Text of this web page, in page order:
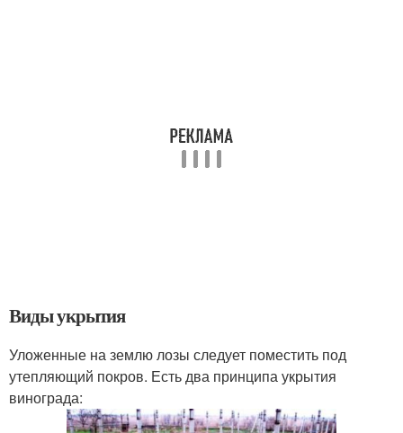
Виды укрытия
Уложенные на землю лозы следует поместить под
утепляющий покров. Есть два принципа укрытия
винограда: